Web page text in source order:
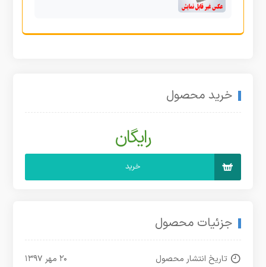
خرید محصول
رایگان
خرید
جزئیات محصول
تاریخ انتشار محصول
۲۰ مهر ۱۳۹۷